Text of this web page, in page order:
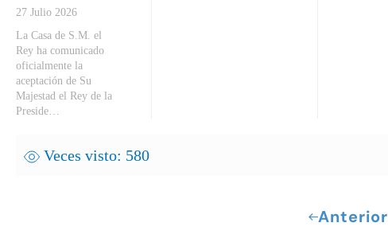
27 Julio 2026
La Casa de S.M. el
Rey ha comunicado
oficialmente la
aceptación de Su
Majestad el Rey de la
Preside…
Veces visto: 580
Anterior